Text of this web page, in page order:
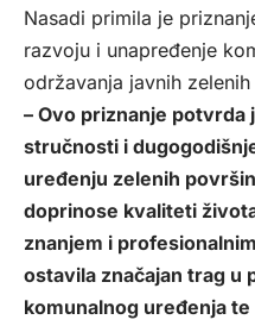
Nasadi primila je
razvoju i unapređenje
održavanja javnih
– Ovo priznanje potvrda
stručnosti i
uređenju zelenih
doprinose kvaliteti
znanjem i
ostavila značajan trag
komunalnog uređenja